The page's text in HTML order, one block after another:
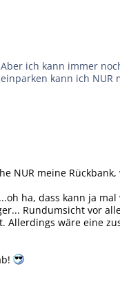
ich kann immer
kann ich
NUR meine
ha, dass kann ja mal
Rundumsicht vor
wäre eine